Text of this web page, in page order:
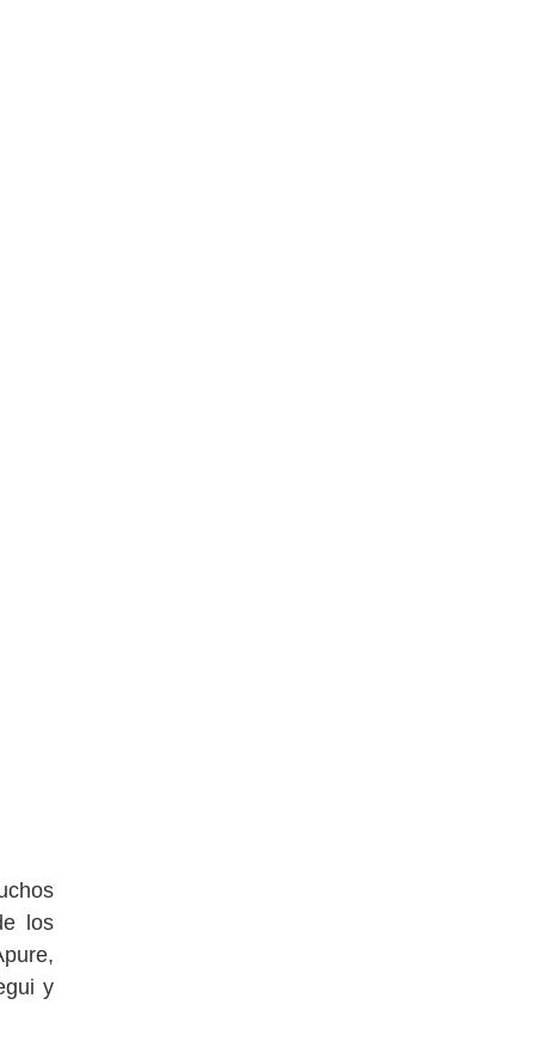
los
y